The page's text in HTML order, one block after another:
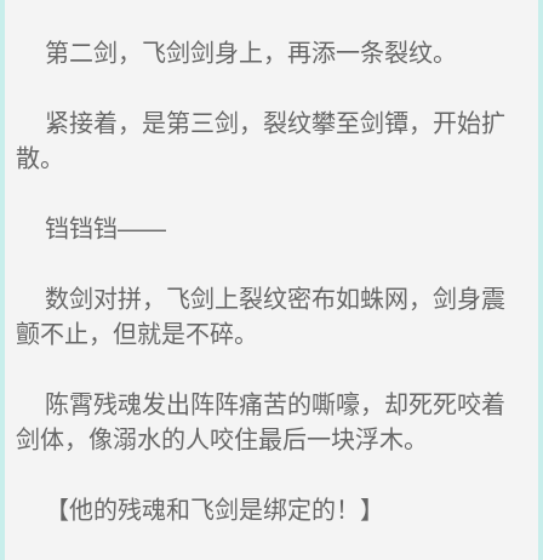
第二剑，飞剑剑身上，再添一条裂纹。
紧接着，是第三剑，裂纹攀至剑镡，开始扩
散。
铛铛铛——
数剑对拼，飞剑上裂纹密布如蛛网，剑身震
颤不止，但就是不碎。
陈霄残魂发出阵阵痛苦的嘶嚎，却死死咬着
剑体，像溺水的人咬住最后一块浮木。
【他的残魂和飞剑是绑定的！】